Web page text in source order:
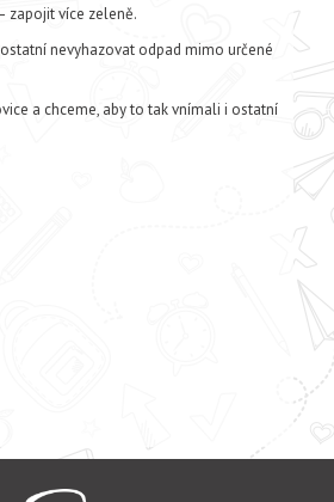
zapojit více zeleně.
nevyhazovat odpad mimo určené
a chceme, aby to tak vnímali i ostatní